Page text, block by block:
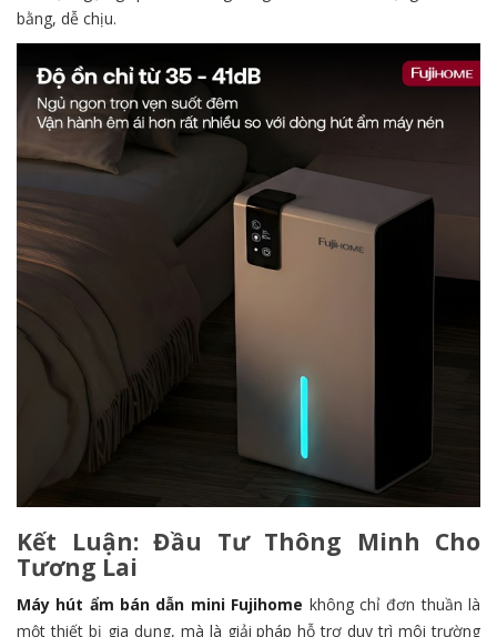
bằng, dễ chịu.
Kết Luận: Đầu Tư Thông Minh Cho
Tương Lai
Máy hút ẩm bán dẫn mini Fujihome không chỉ đơn thuần là
một thiết bị gia dụng, mà là giải pháp hỗ trợ duy trì môi trường